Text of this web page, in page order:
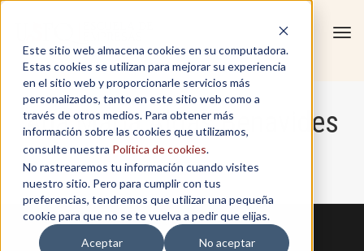
Este sitio web almacena cookies en su computadora.
Estas cookies se utilizan para mejorar su experiencia
en el sitio web y proporcionarle servicios más
personalizados, tanto en este sitio web como a
través de otros medios. Para obtener más
información sobre las cookies que utilizamos,
consulte nuestra Política de cookies.
No rastrearemos tu información cuando visites
nuestro sitio. Pero para cumplir con tus
preferencias, tendremos que utilizar una pequeña
cookie para que no se te vuelva a pedir que elijas.
Aceptar
No aceptar
Ana Maria Aldás Benavides
Home / Ana Maria Aldás Benavides